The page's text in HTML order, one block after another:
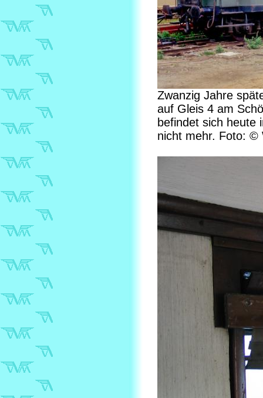
Zwanzig Jahre
auf Gleis 4 am
befindet sich heute
nicht mehr. Foto: ©